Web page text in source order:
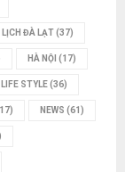
LỊCH ĐÀ LẠT(37)
HÀ NỘI (17)
LIFE STYLE(36)
NEWS (61)